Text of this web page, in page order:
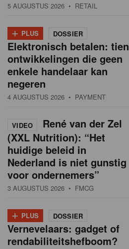
5 AUGUSTUS 2026 • RETAIL
+ PLUS DOSSIER
Elektronisch betalen: tien
ontwikkelingen die geen
enkele handelaar kan
negeren
4 AUGUSTUS 2026 • PAYMENT
VIDEO
René van der Zel
(XXL Nutrition): “Het
huidige beleid in
Nederland is niet gunstig
voor ondernemers”
3 AUGUSTUS 2026 • FMCG
+ PLUS DOSSIER
Vernevelaars: gadget of
rendabiliteitshefboom?